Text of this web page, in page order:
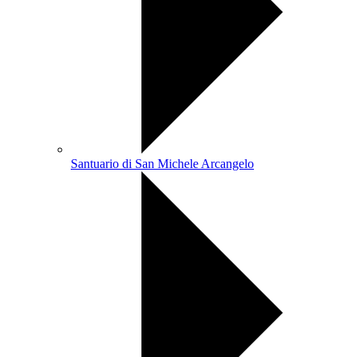
Santuario di San Michele Arcangelo